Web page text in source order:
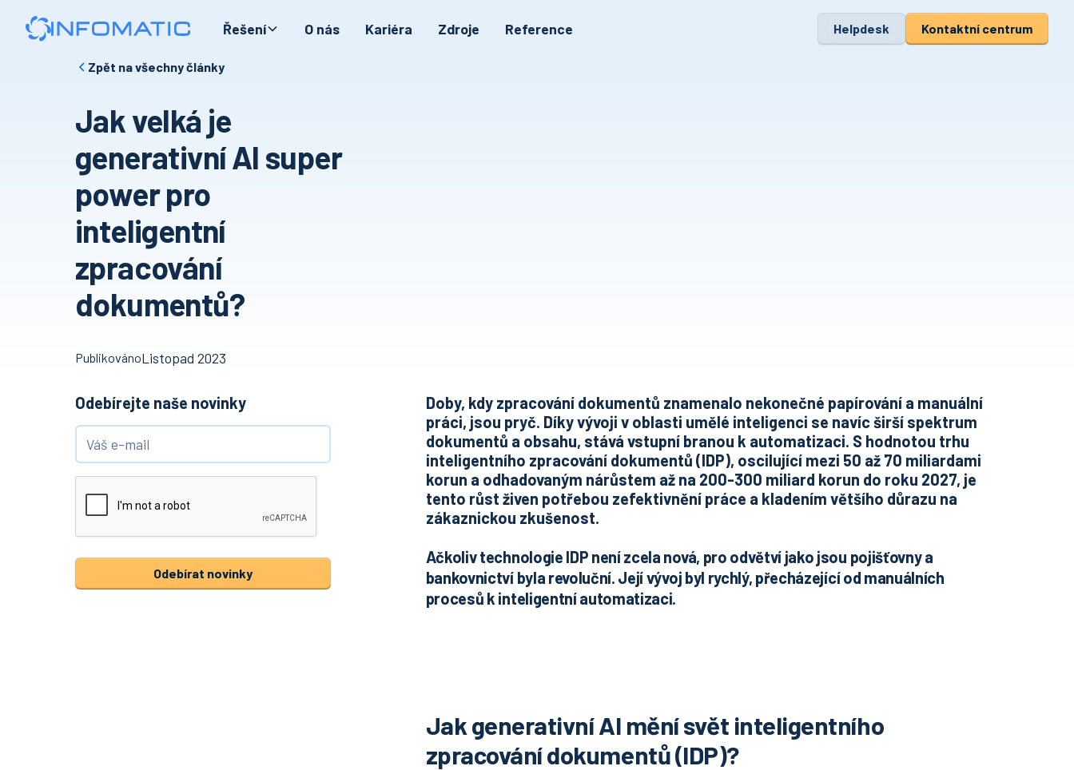
Řešení O nás Kariéra Zdroje Reference Helpdesk Kontaktní centrum
Zpět na všechny články
Jak velká je
generativní AI super
power pro
inteligentní
zpracování
dokumentů?
PublikovánoListopad 2023
Odebírejte naše novinky
Doby, kdy zpracování dokumentů znamenalo nekonečné papírování a manuální
práci, jsou pryč. Díky vývoji v oblasti umělé inteligenci se navíc širší spektrum
dokumentů a obsahu, stává vstupní branou k automatizaci. S hodnotou trhu
inteligentního zpracování dokumentů (IDP), oscilující mezi 50 až 70 miliardami
korun a odhadovaným nárůstem až na 200-300 miliard korun do roku 2027, je
tento růst živen potřebou zefektivnění práce a kladením většího důrazu na
zákaznickou zkušenost.
Ačkoliv technologie IDP není zcela nová, pro odvětví jako jsou pojišťovny a
bankovnictví byla revoluční. Její vývoj byl rychlý, přecházející od manuálních
procesů k inteligentní automatizaci.
Jak generativní AI mění svět inteligentního
zpracování dokumentů (IDP)?